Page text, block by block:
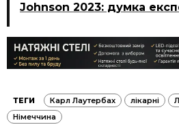
Johnson 2023: думка
ТЕГИ Карл Лаутербах лікарні
Німеччина